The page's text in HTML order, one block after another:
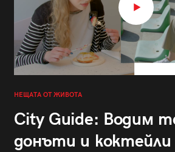
НЕЩАТА ОТ ЖИВОТА
City Guide: Водим
донъти и коктейли